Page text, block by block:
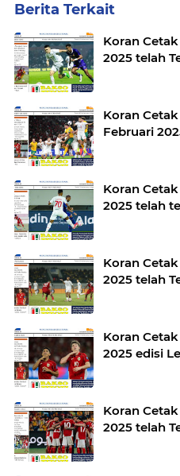
Berita Terkait
Koran
2025 telah
Koran
Februari
Koran
2025 telah
Koran
2025 telah
Koran
2025 edisi
Koran
2025 telah